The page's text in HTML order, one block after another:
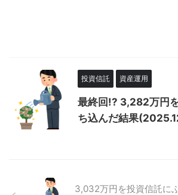
投資信託 資産運用
最終回!? 3,282万円
ち込んだ結果
3,032万円を投資信託に